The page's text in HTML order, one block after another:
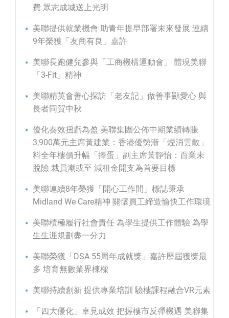
費 眾志成城送上光明
美聯提供就業機會 助青年提早部署未來發展 連續
9年榮獲「友商有良」嘉許
美聯長跑健兒參與「工商機構運動會」 體現美聯
「3-Fit」精神
美聯精英會善心探訪「老友記」做善事顯愛心 與
長者同賀中秋
優化奏效扭虧為盈 美聯集團公佈中期業績轉賺
3,900萬元主席黃建業：香港優勢漸「煙消雲散」
料全年樓價升幅「捧蛋」副主席黃靜怡：百業未
脫險 裁員潮或至 減租金開支為首要目標
美聯連續8年榮獲「開心工作間」標誌秉承
Midland We Care精神 關懷員工締造愉快工作環境
美聯積極履行社會責任 為學生提供工作體驗 為學
生生涯規劃盡一分力
美聯榮獲「DSA 55周年成就獎」嘉許歷屆獲獎最
多 培育無數業界棟樑
美聯持續創新 提供專業培訓 驗樓課程融合VR元素
「四大優化」卓見成效 把握樓市反彈機遇 美聯集